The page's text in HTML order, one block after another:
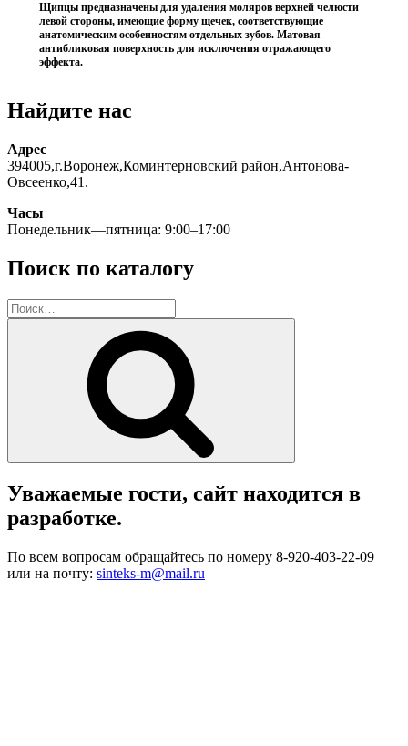
Щипцы предназначены для удаления моляров верхней челюсти
левой стороны, имеющие форму щечек, соответствующие
анатомическим особенностям отдельных зубов. Матовая
антибликовая поверхность для исключения отражающего
эффекта.
Найдите нас
Адрес
394005,г.Воронеж,Коминтерновский район,Антонова-
Овсеенко,41.
Часы
Понедельник—пятница: 9:00–17:00
Поиск по каталогу
Искать:
Уважаемые гости, сайт находится в
разработке.
По всем вопросам обращайтесь по номеру 8-920-403-22-09
или на почту: sinteks-m@mail.ru